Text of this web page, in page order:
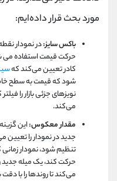
مورد بحث قرار داده‌ایم:
باکس سایز:
حرکت قیمت استفاده می
کادر تعیین می‌کند که
شود که قیمت به سطح
نویزهای جزئی بازار را
می‌کند.
مقدار معکوس:این
تنظیم شود، نمودار
حرکت کند، یک میله
می‌کند تا روندها را با